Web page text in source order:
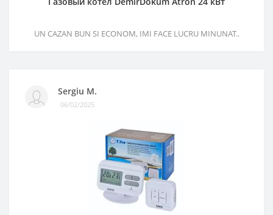
UN CAZAN BUN SI ECONOM, IMI FACE LUCRU MINUNAT..
Sergiu M.
06/02/2025